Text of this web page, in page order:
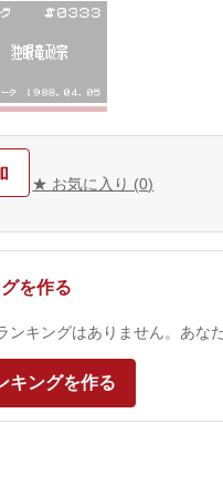
★ お気に入り (0)
を作る
ンキングはありません。あな
キングを作る